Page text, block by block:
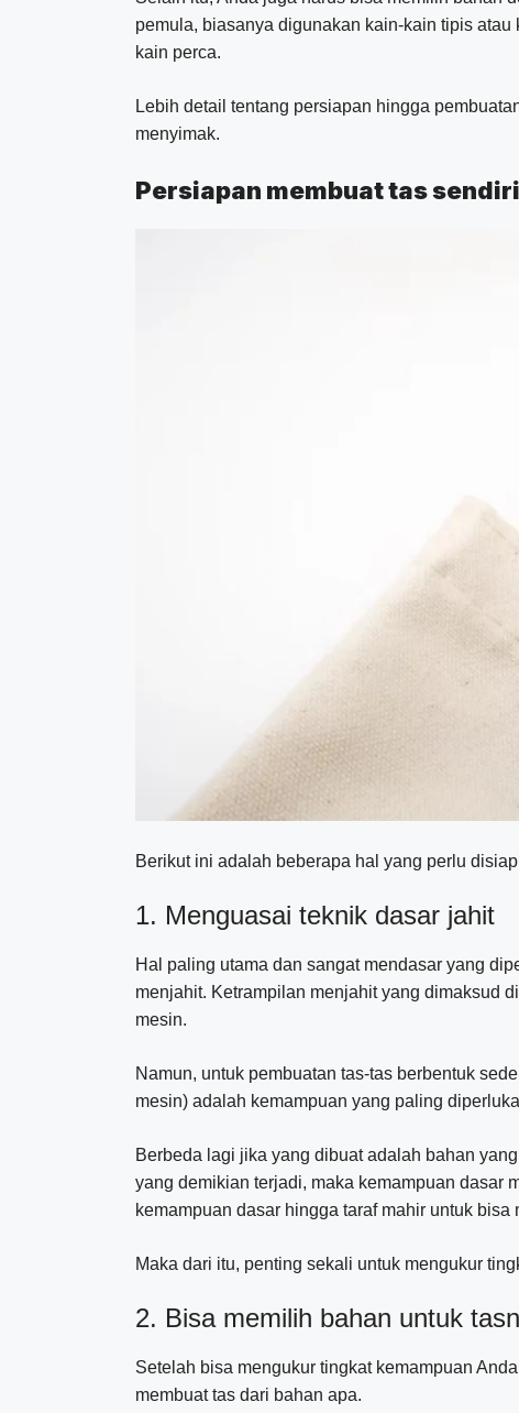
pemula, biasanya digunakan kain-kain tipis
kain perca.
Lebih detail tentang persiapan hingga
menyimak.
Persiapan membuat tas
Berikut ini adalah beberapa hal yang perlu
1. Menguasai teknik dasar jahit
Hal paling utama dan sangat mendasar yang
menjahit. Ketrampilan menjahit yang dimaksud
mesin.
Namun, untuk pembuatan tas-tas berbentuk
mesin) adalah kemampuan yang paling
Berbeda lagi jika yang dibuat adalah bahan
yang demikian terjadi, maka kemampuan dasar
kemampuan dasar hingga taraf mahir untuk bisa
Maka dari itu, penting sekali untuk mengukur
2. Bisa memilih bahan untuk
Setelah bisa mengukur tingkat kemampuan
membuat tas dari bahan apa.